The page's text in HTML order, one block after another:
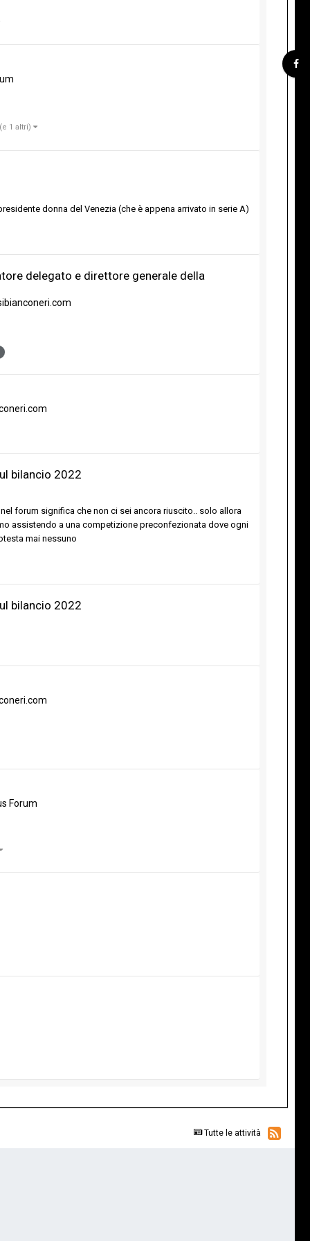
(e 1 altri)
donna del Venezia (che è appena arrivato in serie A)
delegato e direttore generale della
bilancio 2022
forum significa che non ci sei ancora riuscito.. solo allora
assistendo a una competizione preconfezionata dove ogni
mai nessuno
bilancio 2022
Forum
Tutte le attività